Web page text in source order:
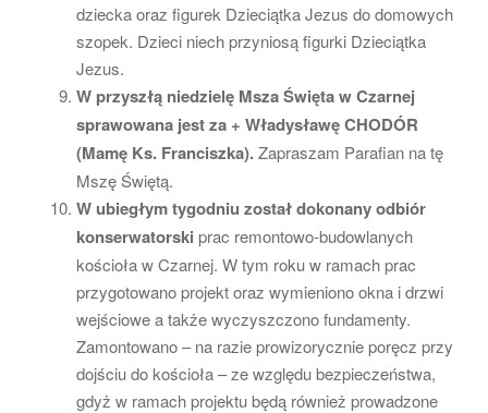
dziecka oraz figurek Dzieciątka Jezus do domowych
szopek. Dzieci niech przyniosą figurki Dzieciątka
Jezus.
W przyszłą niedzielę Msza Święta w Czarnej
sprawowana jest za + Władysławę CHODÓR
(Mamę Ks. Franciszka).Zapraszam Parafian na tę
Mszę Świętą.
W ubiegłym tygodniu został dokonany odbiór
konserwatorski prac remontowo-budowlanych
kościoła w Czarnej. W tym roku w ramach prac
przygotowano projekt oraz wymieniono okna i drzwi
wejściowe a także wyczyszczono fundamenty.
Zamontowano – na razie prowizorycznie poręcz przy
dojściu do kościoła – ze względu bezpieczeństwa,
gdyż w ramach projektu będą również prowadzone